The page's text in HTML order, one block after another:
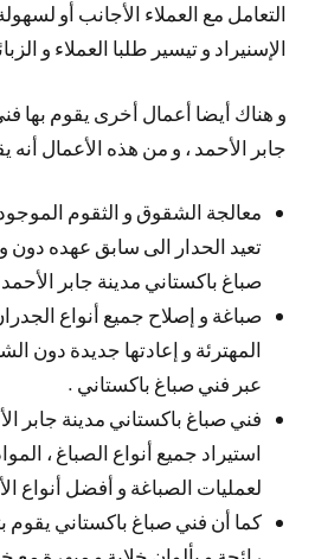
التعامل مع العملاء الأجانب أو
الإسنيراد و تيسير طلبا العملاء و
و هناك أيضا أعمال أخرى يقوم بها
جابر الأحمد ، و من هذه الأعمال
معالجة الشقوق و الثقوم
تعيد الحدار الى سابق عهده دون
صباغ باكستاني مدينة جابر
صباغة و إصلاح جميع أنواع
المهترئة و إعادتها جديدة دون
عبر فني صباغ باكستاني .
فني صباغ باكستاني مدينة جابر
استيراد جميع أنواع الصباغ ،
لعمليات الصباغة و أفضل أنواع
كما أن فني صباغ باكستاني يقوم